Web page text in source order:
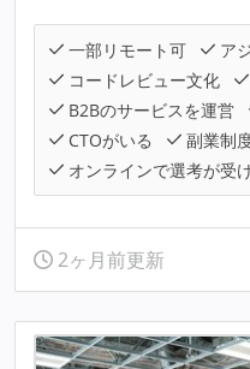
一部リモート可
ア
コードレビュー文化
B2Bのサービスを運営
CTOがいる
副業制
オンラインで選考が受
2ヶ月前更新